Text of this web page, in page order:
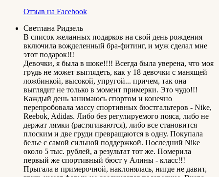
Отзыв на Facebook
Светлана Ридзель
В список желанных подарков на свой день рождения
включила вожделенный бра-фитинг, и муж сделал мне
этот подарок!!!
Девочки, я была в шоке!!!! Всегда была уверена, что моя
грудь не может выглядеть, как у 18 девочки с манящей
ложбинкой, высокой, упругой... причем, так она
выглядит не только в момент примерки. Это чудо!!!
Каждый день занимаюсь спортом и конечно
перепробовала массу спортивных бюстгальтеров - Nike,
Reebok, Adidas. Либо без регулируемого пояса, либо не
держат лямки (растягиваются), либо все становится
плоским и две груди превращаются в одну. Покупала
белье с самой сильной поддержкой. Последний Nike
около 5 тыс. рублей, а результат тот же. Померила
первый же спортивный бюст у Алины - класс!!!
Прыгала в примерочной, наклонялась, нигде не давит,